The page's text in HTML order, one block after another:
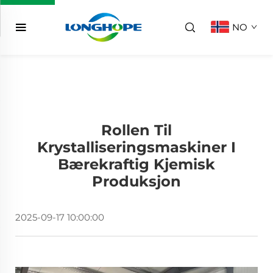
NO
Rollen Til
Krystalliseringsmaskiner I
Bærekraftig Kjemisk
Produksjon
2025-09-17 10:00:00